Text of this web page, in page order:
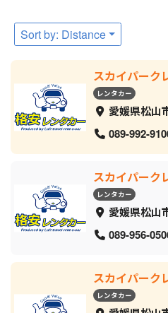
Sort by: Distance
スカイパーク
レンタカー
愛媛県松山
089-992-
スカイパーク
レンタカー
愛媛県松山
089-956-
スカイパーク
レンタカー